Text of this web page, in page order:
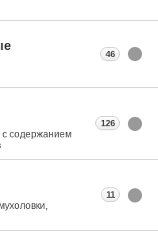
46
с содержанием
126
11